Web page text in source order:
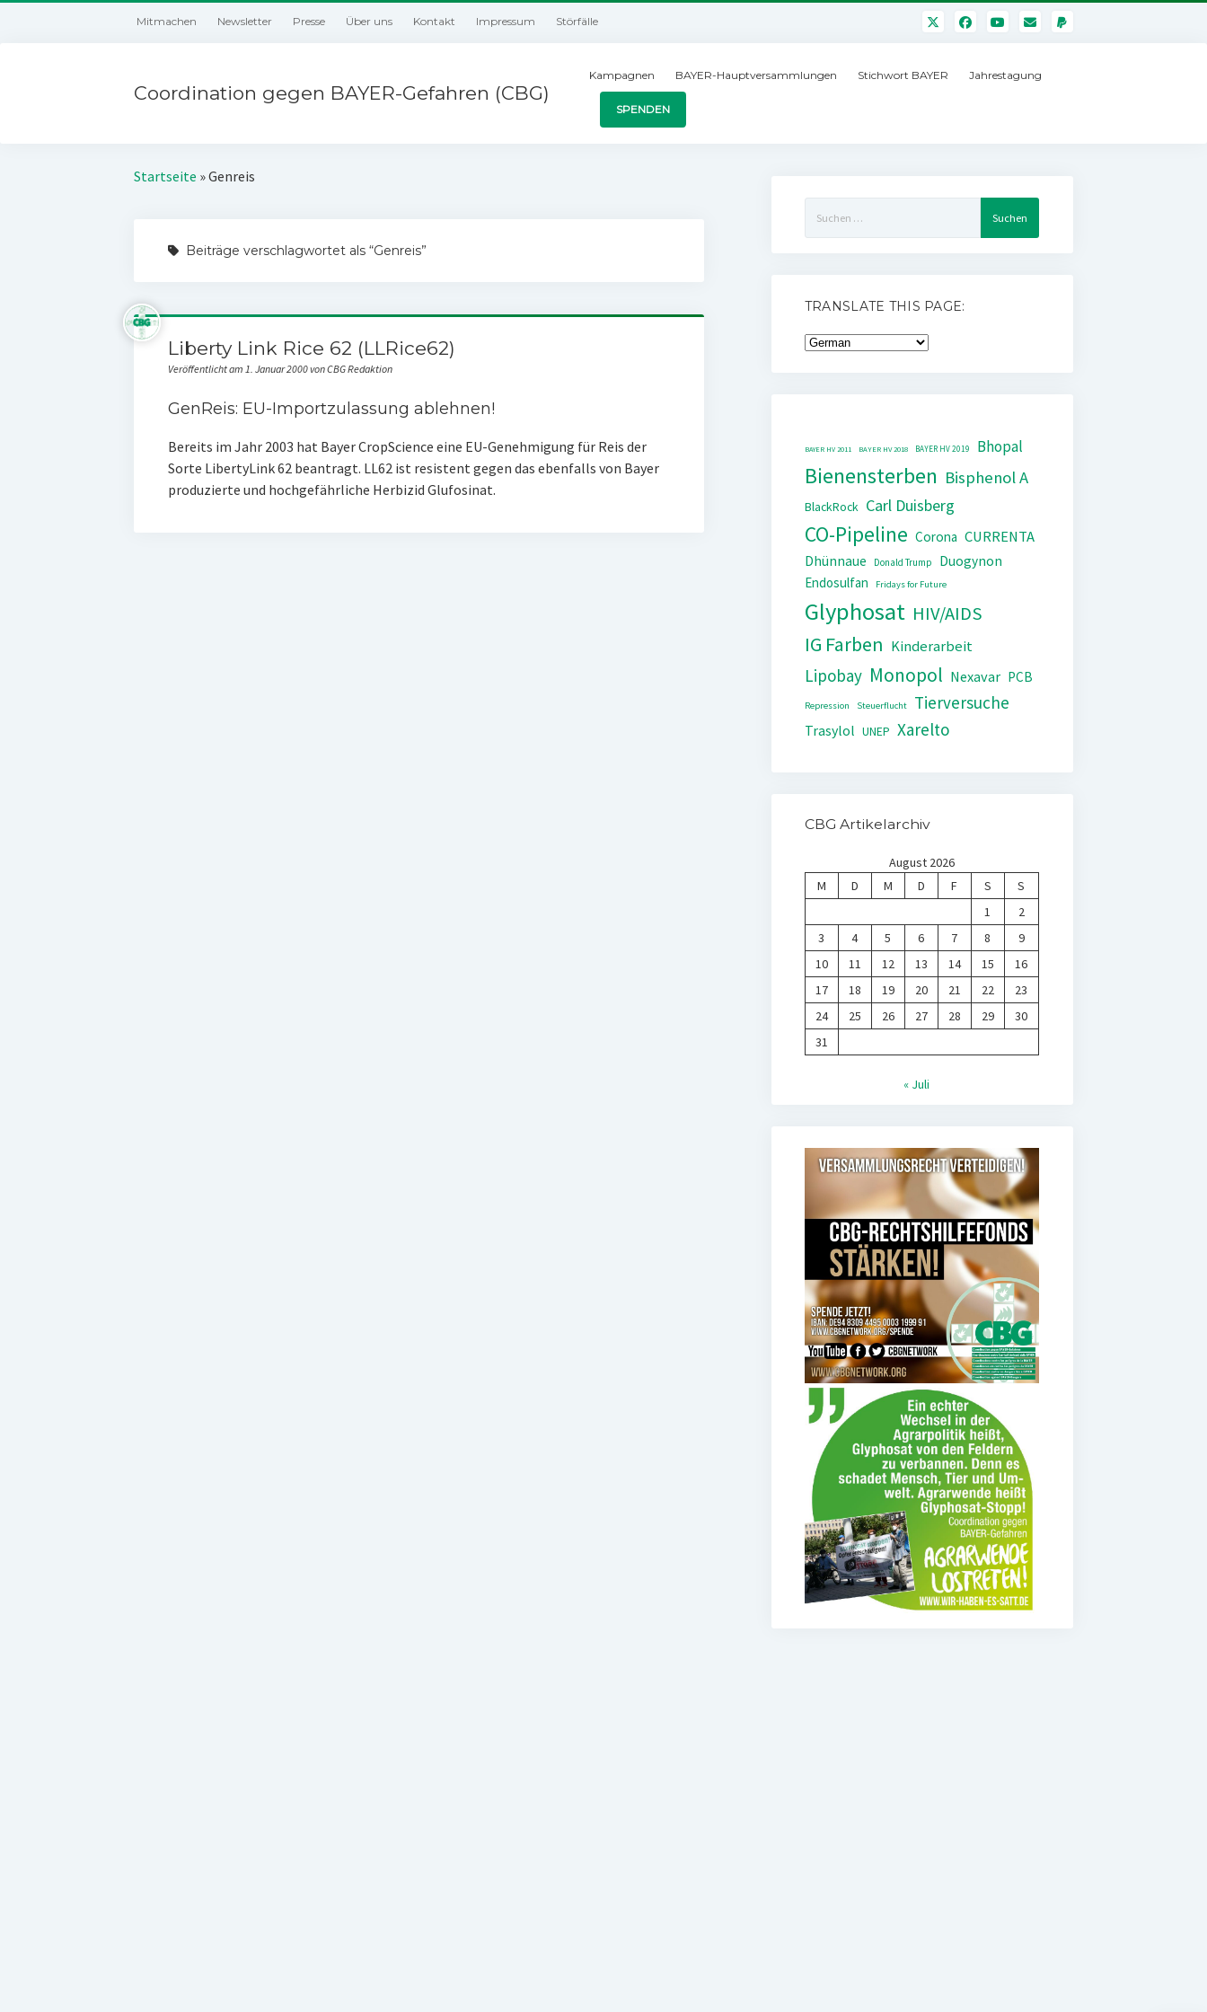
Mitmachen Newsletter Presse Über uns Kontakt Impressum Störfälle
Coordination gegen BAYER-Gefahren (CBG)
Kampagnen BAYER-Hauptversammlungen Stichwort BAYER Jahrestagung
SPENDEN
Startseite »Genreis
Beiträge verschlagwortet als “Genreis”
Liberty Link Rice 62 (LLRice62)
Veröffentlicht am 1. Januar 2000 von CBG Redaktion
GenReis: EU-Importzulassung ablehnen!
Bereits im Jahr 2003 hat Bayer CropScience eine EU-Genehmigung für Reis der
Sorte LibertyLink 62 beantragt. LL62 ist resistent gegen das ebenfalls von Bayer
produzierte und hochgefährliche Herbizid Glufosinat.
nach:
TRANSLATE THIS PAGE:
BAYER HV 2011 BAYER HV 2018 BAYER HV 2019 Bhopal
Bienensterben Bisphenol A
BlackRock Carl Duisberg
CO-Pipeline Corona CURRENTA
Dhünnaue Donald Trump
Duogynon
Endosulfan
Fridays for Future
Glyphosat HIV/AIDS
IG Farben Kinderarbeit
Lipobay Monopol Nexavar PCB
Repression Steuerflucht Tierversuche
Trasylol UNEP Xarelto
CBG Artikelarchiv
August 2026
M
D M D F S
S
1
2
3
4 5 6 7 8
9
10
11 12 13 14 15
16
17
18 19 20 21 22
23
24
25 26 27 28 29
30
31
« Juli